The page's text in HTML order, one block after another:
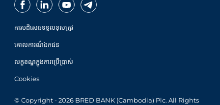
ការបដិសេធទទួលខុសត្រូវ
គោលការណ៍ឯកជន
លក្ខខណ្ឌក្នុងការប្រើប្រាស់
Cookies
© Copyright - 2026 BRED BANK (Cambodia) Plc. All Rights